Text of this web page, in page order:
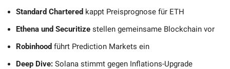
Standard Chartered kappt Preisprognose für ETH
Ethena und Securitize stellen gemeinsame Blockchain vor
Robinhood führt Prediction Markets ein
Deep Dive: Solana stimmt gegen Inflations-Upgrade